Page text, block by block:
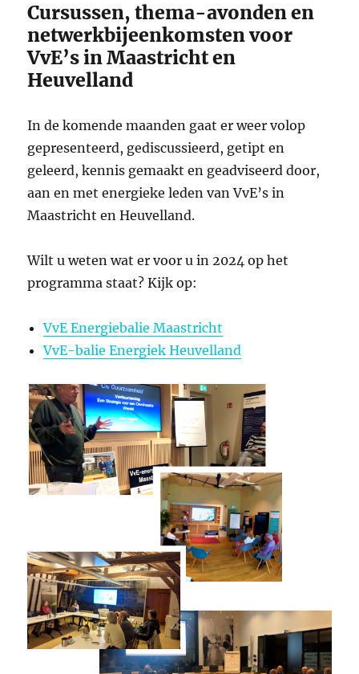
Cursussen, thema-avonden en
netwerkbijeenkomsten voor
VvE’s in Maastricht en
Heuvelland
In de komende maanden gaat er weer volop
gepresenteerd, gediscussieerd, getipt en
geleerd, kennis gemaakt en geadviseerd door,
aan en met energieke leden van VvE’s in
Maastricht en Heuvelland.
Wilt u weten wat er voor u in 2024 op het
programma staat? Kijk op:
VvE Energiebalie Maastricht
VvE-balie Energiek Heuvelland